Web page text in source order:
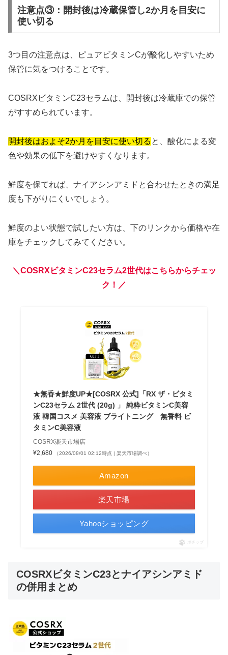
注意点③：開封後は冷蔵保管し2か月を目安に
使い切る
3つ目の注意点は、ピュアビタミンCが酸化しやすいため
保管に気をつけることです。
COSRXビタミンC23セラムは、開封後は冷蔵庫での保管
がすすめられています。
開封後はおよそ2か月を目安に使い切る と、酸化による変
色や効果の低下を避けやすくなります。
鮮度を保てれば、ナイアシンアミドと合わせたときの満足
度も下がりにくいでしょう。
鮮度のよい状態で試したい方は、下のリンクから価格や在
庫をチェックしてみてください。
＼COSRXビタミンC23セラム2世代はこちらからチェッ
ク！／
★無香★鮮度UP★[COSRX 公式]「RX ザ・ビタミ
ンC23セラム 2世代 (20g) 」 純粋ビタミンC美容
液 韓国コスメ 美容液 ブライトニング 無香料 ビ
タミンC美容液
COSRX楽天市場店
¥2,680
（2026/08/01 02:12時点 | 楽天市場調べ）
Amazon
楽天市場
Yahooショッピング
ポチップ
COSRXビタミンC23とナイアシンアミド
の併用まとめ